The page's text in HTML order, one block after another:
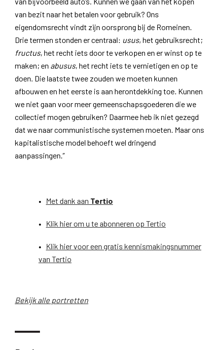
van bezit naar het betalen voor gebruik? Ons
eigendomsrecht vindt zijn oorsprong bij de Romeinen.
Drie termen stonden er centraal: usus, het gebruiksrecht;
fructus, het recht iets door te verkopen en er winst op te
maken; en abusus, het recht iets te vernietigen en op te
doen. Die laatste twee zouden we moeten kunnen
afbouwen en het eerste is aan herontdekking toe. Kunnen
we niet gaan voor meer gemeenschapsgoederen die we
collectief mogen gebruiken? Daarmee heb ik niet gezegd
dat we naar communistische systemen moeten. Maar ons
kapitalistische model behoeft wel dringend
aanpassingen.”
• Met dank aan Tertio
• Klik hier om u te abonneren op Tertio
• Klik hier voor een gratis kennismakingsnummer
van Tertio
Bekijk alle portretten